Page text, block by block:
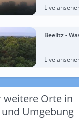
Live
Beelitz -
Live
weitere Orte in
Umgebung